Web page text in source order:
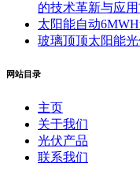
的技术革新与应
太阳能自动
玻璃顶顶太阳能
网站目录
主页
关于我们
光伏产品
联系我们